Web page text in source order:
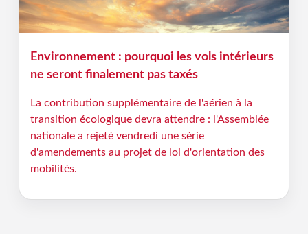
Environnement : pourquoi les vols intérieurs
ne seront finalement pas taxés
La contribution supplémentaire de l'aérien à la
transition écologique devra attendre : l'Assemblée
nationale a rejeté vendredi une série
d'amendements au projet de loi d'orientation des
mobilités.